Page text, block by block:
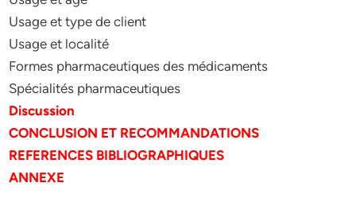
Usage et type de client
Usage et localité
Formes pharmaceutiques des médicaments
Spécialités pharmaceutiques
Discussion
CONCLUSION ET RECOMMANDATIONS
REFERENCES BIBLIOGRAPHIQUES
ANNEXE